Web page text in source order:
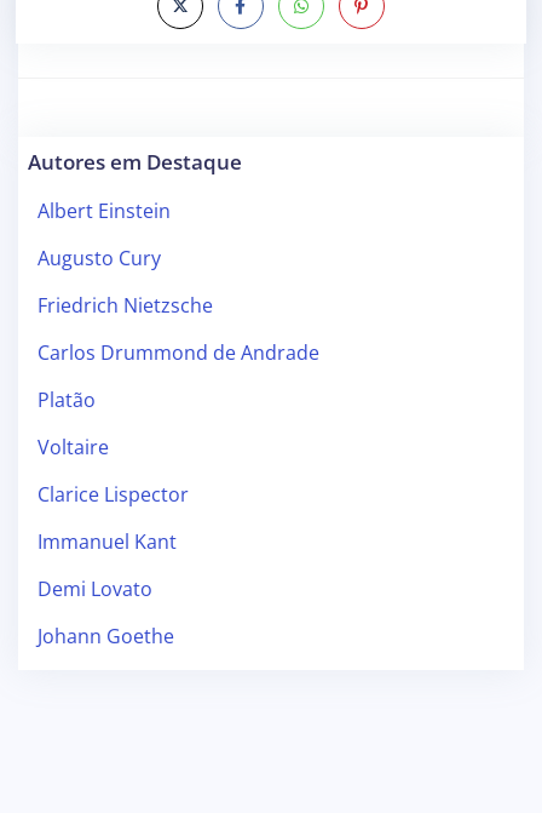
Autores em Destaque
Albert Einstein
Augusto Cury
Friedrich Nietzsche
Carlos Drummond de Andrade
Platão
Voltaire
Clarice Lispector
Immanuel Kant
Demi Lovato
Johann Goethe